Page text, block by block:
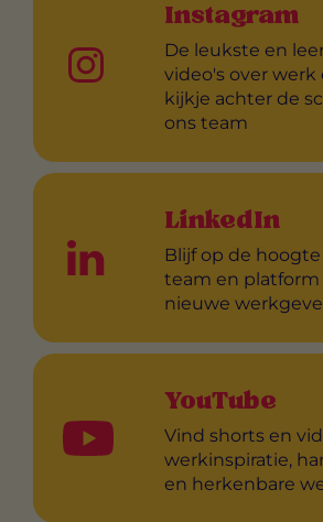
Instagram
De leukste en
video's over werk
kijkje achter de
ons team
LinkedIn
Blijf op de
team en
nieuwe
YouTube
Vind shorts en
werkinspiratie,
en herkenbare